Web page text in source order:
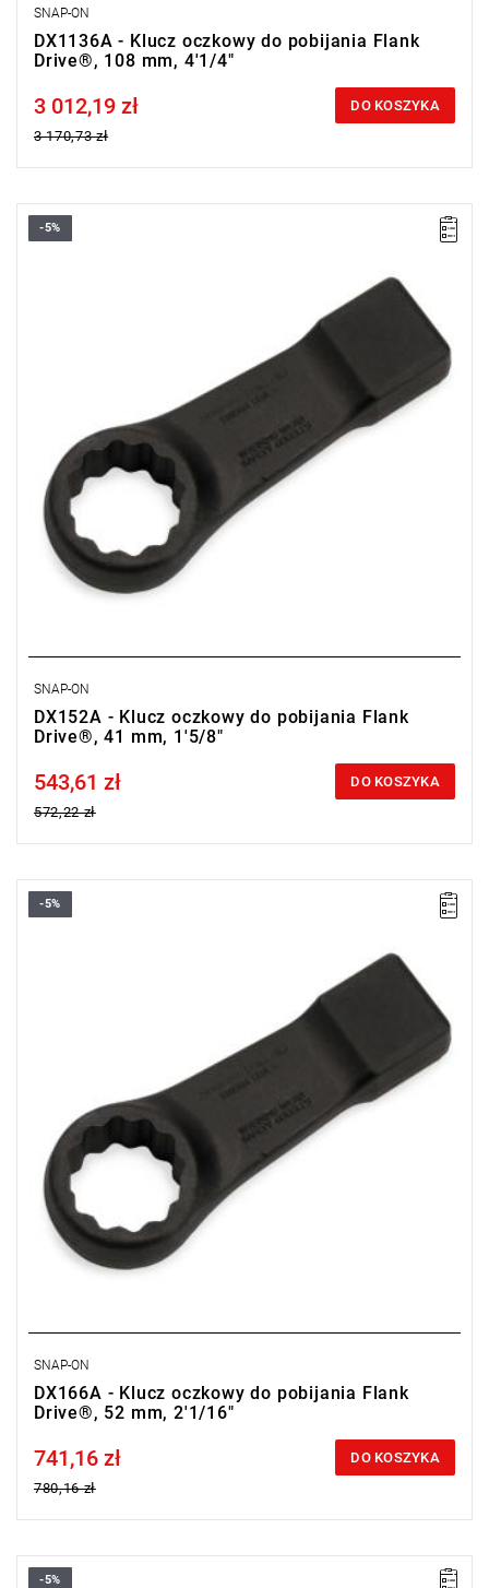
SNAP-ON
DX1136A - Klucz oczkowy do pobijania Flank
Drive®, 108 mm, 4'1/4"
Price tax included
3 012,19 zł
3 170,73 zł
DO KOSZYKA
-5%
SNAP-ON
DX152A - Klucz oczkowy do pobijania Flank
Drive®, 41 mm, 1'5/8"
Price tax included
543,61 zł
572,22 zł
DO KOSZYKA
-5%
SNAP-ON
DX166A - Klucz oczkowy do pobijania Flank
Drive®, 52 mm, 2'1/16"
Price tax included
741,16 zł
780,16 zł
DO KOSZYKA
-5%